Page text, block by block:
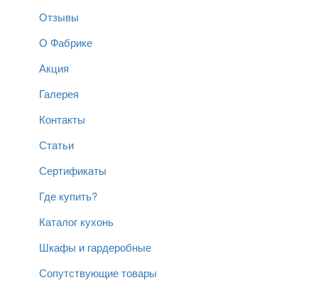
Отзывы
О Фабрике
Акция
Галерея
Контакты
Статьи
Сертификаты
Где купить?
Каталог кухонь
Шкафы и гардеробные
Сопутствующие товары